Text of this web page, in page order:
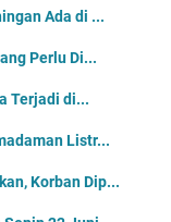
Ada di ...
Perlu Di...
Terjadi di...
Listr...
Korban Dip...